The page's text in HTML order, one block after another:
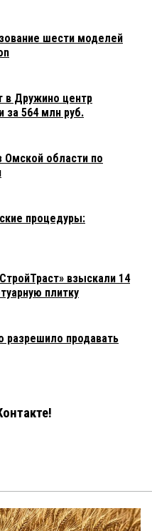
шести моделей
в Дружино центр
за 564 млн руб.
Омской области по
процедуры:
взыскали 14
плитку
разрешило продавать